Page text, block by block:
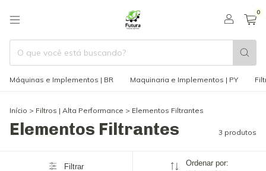
0
Máquinas e Implementos | BR Maquinaria e Implementos | PY
Início > Filtros | Alta Performance > Elementos Filtrantes
Elementos Filtrantes 3 produtos
Filtrar Ordenar por: